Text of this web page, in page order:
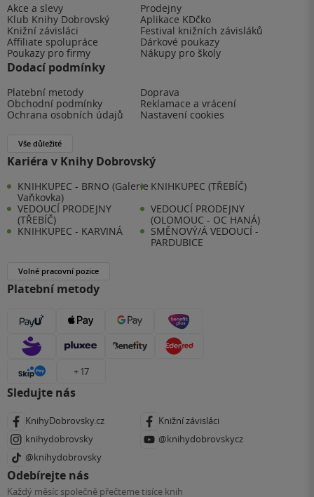
Akce a slevy
Prodejny
Klub Knihy Dobrovský
Aplikace KDčko
Knižní závisláci
Festival knižních závisláků
Affiliate spolupráce
Dárkové poukazy
Poukazy pro firmy
Nákupy pro školy
Dodací podmínky
Platební metody
Doprava
Obchodní podmínky
Reklamace a vrácení
Ochrana osobních údajů
Nastavení cookies
Vše důležité
Kariéra v Knihy Dobrovský
KNIHKUPEC - BRNO (Galerie
Vaňkovka)
KNIHKUPEC (TŘEBÍČ)
VEDOUCÍ PRODEJNY
(TŘEBÍČ)
VEDOUCÍ PRODEJNY
(OLOMOUC - OC HANÁ)
KNIHKUPEC - KARVINÁ
SMĚNOVÝ/Á VEDOUCÍ -
PARDUBICE
Volné pracovní pozice
Platební metody
+ 17
Sledujte nás
KnihyDobrovsky.cz
Knižní závisláci
knihydobrovsky
@knihydobrovskycz
@knihydobrovsky
Odebírejte nás
Každý měsíc společně přečteme tisíce knih